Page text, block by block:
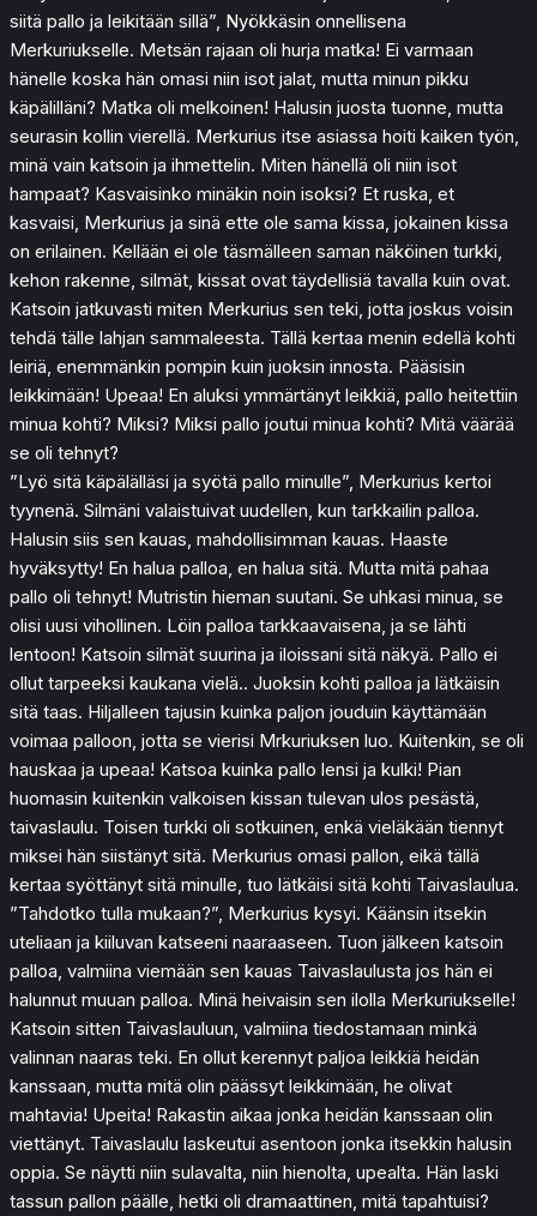
siitä pallo ja leikitään sillä”, Nyökkäsin onnellisena
Merkuriukselle. Metsän rajaan oli hurja matka! Ei varmaan
hänelle koska hän omasi niin isot jalat, mutta minun pikku
käpälilläni? Matka oli melkoinen! Halusin juosta tuonne, mutta
seurasin kollin vierellä. Merkurius itse asiassa hoiti kaiken työn,
minä vain katsoin ja ihmettelin. Miten hänellä oli niin isot
hampaat? Kasvaisinko minäkin noin isoksi? Et ruska, et
kasvaisi, Merkurius ja sinä ette ole sama kissa, jokainen kissa
on erilainen. Kellään ei ole täsmälleen saman näköinen turkki,
kehon rakenne, silmät, kissat ovat täydellisiä tavalla kuin ovat.
Katsoin jatkuvasti miten Merkurius sen teki, jotta joskus voisin
tehdä tälle lahjan sammaleesta. Tällä kertaa menin edellä kohti
leiriä, enemmänkin pompin kuin juoksin innosta. Pääsisin
leikkimään! Upeaa! En aluksi ymmärtänyt leikkiä, pallo heitettiin
minua kohti? Miksi? Miksi pallo joutui minua kohti? Mitä väärää
se oli tehnyt?
”Lyö sitä käpälälläsi ja syötä pallo minulle”, Merkurius kertoi
tyynenä. Silmäni valaistuivat uudellen, kun tarkkailin palloa.
Halusin siis sen kauas, mahdollisimman kauas. Haaste
hyväksytty! En halua palloa, en halua sitä. Mutta mitä pahaa
pallo oli tehnyt! Mutristin hieman suutani. Se uhkasi minua, se
olisi uusi vihollinen. Löin palloa tarkkaavaisena, ja se lähti
lentoon! Katsoin silmät suurina ja iloissani sitä näkyä. Pallo ei
ollut tarpeeksi kaukana vielä.. Juoksin kohti palloa ja lätkäisin
sitä taas. Hiljalleen tajusin kuinka paljon jouduin käyttämään
voimaa palloon, jotta se vierisi Mrkuriuksen luo. Kuitenkin, se oli
hauskaa ja upeaa! Katsoa kuinka pallo lensi ja kulki! Pian
huomasin kuitenkin valkoisen kissan tulevan ulos pesästä,
taivaslaulu. Toisen turkki oli sotkuinen, enkä vieläkään tiennyt
miksei hän siistänyt sitä. Merkurius omasi pallon, eikä tällä
kertaa syöttänyt sitä minulle, tuo lätkäisi sitä kohti Taivaslaulua.
”Tahdotko tulla mukaan?”, Merkurius kysyi. Käänsin itsekin
uteliaan ja kiiluvan katseeni naaraaseen. Tuon jälkeen katsoin
palloa, valmiina viemään sen kauas Taivaslaulusta jos hän ei
halunnut muuan palloa. Minä heivaisin sen ilolla Merkuriukselle!
Katsoin sitten Taivaslauluun, valmiina tiedostamaan minkä
valinnan naaras teki. En ollut kerennyt paljoa leikkiä heidän
kanssaan, mutta mitä olin päässyt leikkimään, he olivat
mahtavia! Upeita! Rakastin aikaa jonka heidän kanssaan olin
viettänyt. Taivaslaulu laskeutui asentoon jonka itsekkin halusin
oppia. Se näytti niin sulavalta, niin hienolta, upealta. Hän laski
tassun pallon päälle, hetki oli dramaattinen, mitä tapahtuisi?